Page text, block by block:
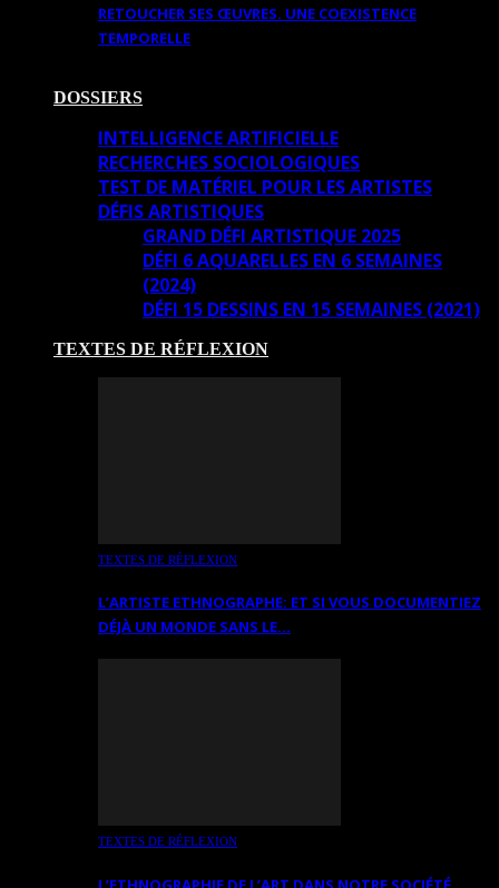
RETOUCHER SES ŒUVRES. UNE COEXISTENCE
TEMPORELLE
DOSSIERS
INTELLIGENCE ARTIFICIELLE
RECHERCHES SOCIOLOGIQUES
TEST DE MATÉRIEL POUR LES ARTISTES
DÉFIS ARTISTIQUES
GRAND DÉFI ARTISTIQUE 2025
DÉFI 6 AQUARELLES EN 6 SEMAINES
(2024)
DÉFI 15 DESSINS EN 15 SEMAINES (2021)
TEXTES DE RÉFLEXION
TEXTES DE RÉFLEXION
L’ARTISTE ETHNOGRAPHE: ET SI VOUS DOCUMENTIEZ
DÉJÀ UN MONDE SANS LE…
TEXTES DE RÉFLEXION